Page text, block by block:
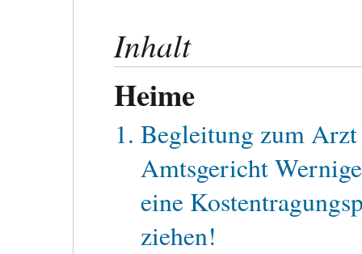
Inhalt
Heime
Begleitung zum
Amtsgericht
eine
ziehen!